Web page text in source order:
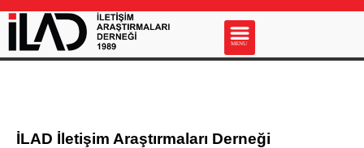
MENU
İLAD İletişim Araştırmaları Derneği